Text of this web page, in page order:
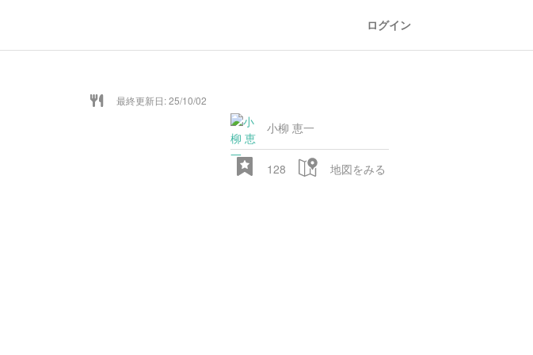
ログイン
最終更新日: 25/10/02
小柳 恵一
128 地図をみる